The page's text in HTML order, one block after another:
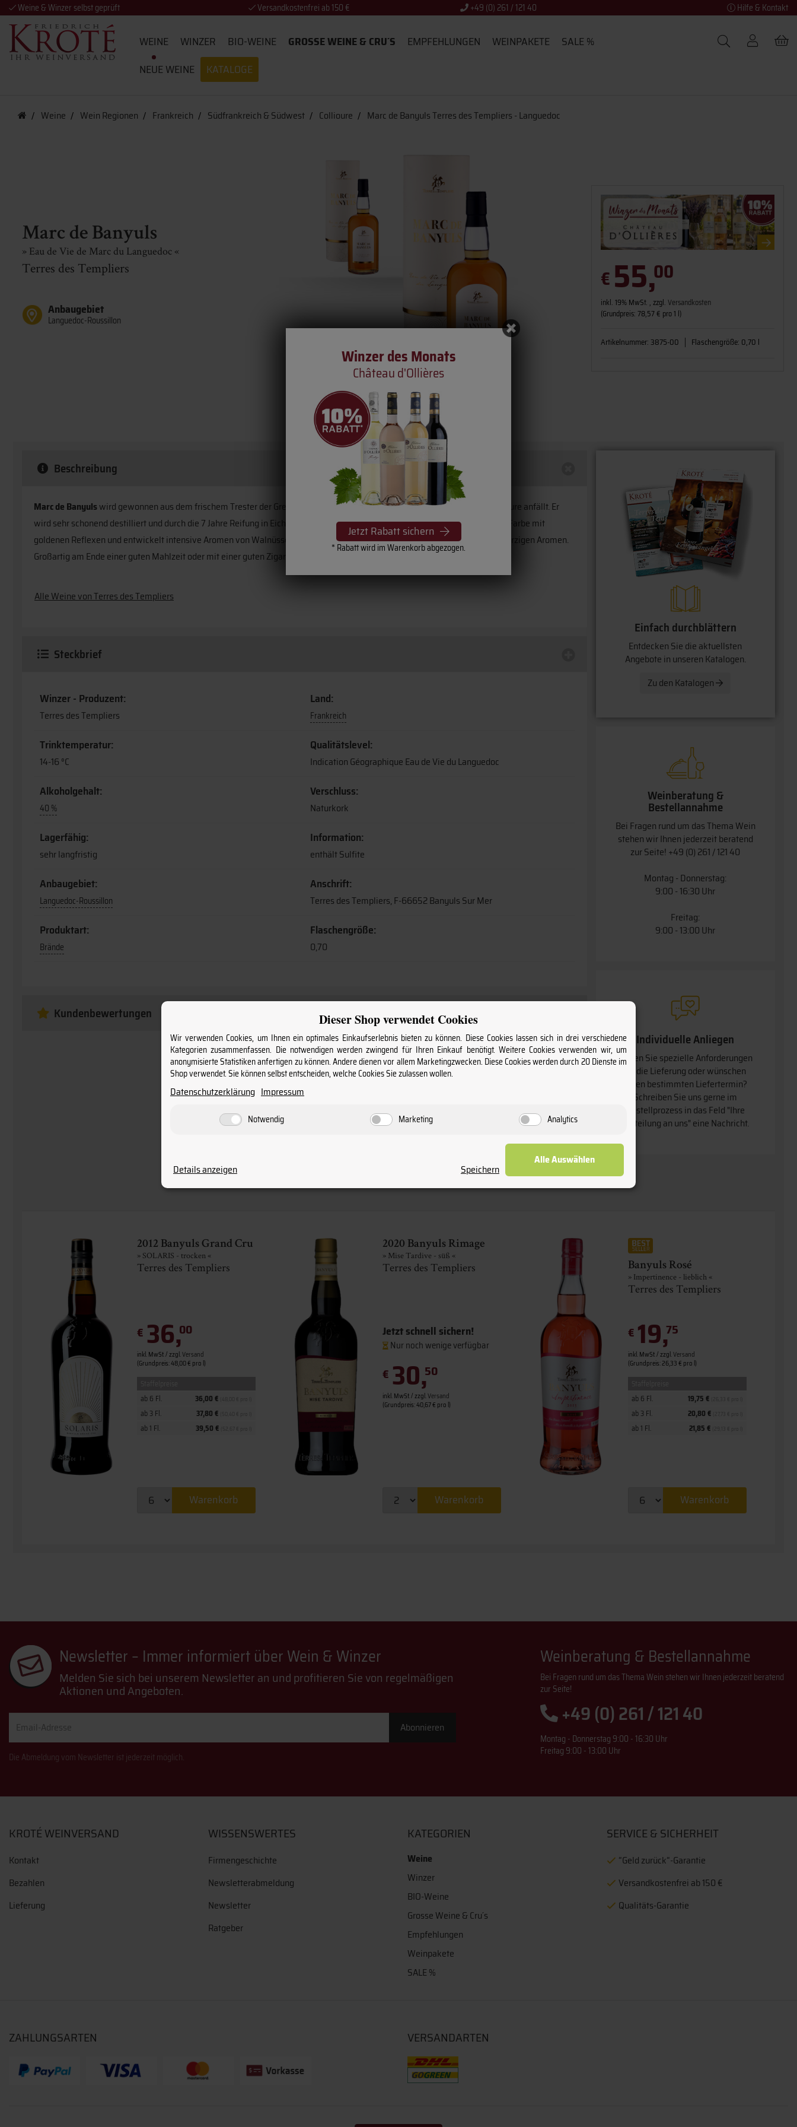
Winzer des Monats
Château d'Ollières
Jetzt Rabatt sichern
* Rabatt wird im Warenkorb abgezogen.
Weine & Winzer selbst geprüft Versandkostenfrei ab 150 € +49 (0) 261 / 121 40 Hilfe & Kontakt
WEINE WINZER BIO-WEINE GROSSE WEINE & CRU´S EMPFEHLUNGEN WEINPAKETE
SALE %
NEUE WEINE
KATALOGE
Weine Wein Regionen Frankreich Südfrankreich & Südwest Collioure Marc de Banyuls Terres des Templiers - Languedoc
Marc de Banyuls
» Eau de Vie de Marc du Languedoc «
Terres des Templiers
Anbaugebiet
Languedoc-Roussillon
€55,00
inkl. 19% MwSt. , zzgl. Versandkosten
(Grundpreis: 78,57 € pro 1 l)
Artikelnummer: 3875-00 Flaschengröße: 0,70 l
Beschreibung
Marc de Banyulswird gewonnen aus dem frischem Trester der Grenache-Rebe, der bei der Vinifikation desBanyuls
und Collioure anfällt. Er
wird sehr schonend destilliert und durch die7 Jahre Reifung in Eichenfässern gewinnt derLanguedoc Brandyeine leuchtende Farbe mit
goldenen Reflexen und entwickelt intensive Aromen von Walnüssen, Vanille und von Lakritze. Er ist rund überwiegend mit würzigen Aromen.
Großartig am Ende einer guten Mahlzeit oder mit einer guten Zigarre.
Alle Weine von Terres des Templiers
Steckbrief
Winzer - Produzent:
Terres des Templiers
Land:
Frankreich
Trinktemperatur:
14-16 °C
Qualitätslevel:
Indication Géographique Eau de Vie du Languedoc
Alkoholgehalt:
40 %
Verschluss:
Naturkork
Lagerfähig:
sehr langfristig
Information:
enthält Sulfite
Anbaugebiet:
Languedoc-Roussillon
Anschrift:
Terres des Templiers, F-66652 Banyuls Sur Mer
Produktart:
Brände
Flaschengröße:
0,70
Kundenbewertungen
Einfach durchblättern
Entdecken Sie die aktuellsten
Angebote in unseren Katalogen.
Zu den Katalogen
Weinberatung &
Bestellannahme
Bei Fragen rund um das Thema Wein
stehen wir Ihnen jederzeit beratend
zur Seite! +49 (0) 261 / 121 40
Montag - Donnerstag:
9:00 - 16:30 Uhr
Freitag:
9:00 - 13:00 Uhr
Individuelle Anliegen
Haben Sie spezielle Anforderungen
an die Lieferung oder wünschen
einen bestimmten Liefertermin
Schreiben Sie uns gerne im
Bestellprozess in das Feld "Ihre
Mitteilung an uns" eine Nachricht.
2012 Banyuls Grand Cru
» SOLARIS - trocken «
Terres des Templiers
€ 36,00
inkl. MwSt. / zzgl.Versand
(Grundpreis: 48,00 € pro l)
ab 1 Fl. 39,50 €
ab 3 Fl. 37,80 €
ab 6 Fl. 36,00 €
Warenkorb
2020 Banyuls Rimage
» Mise Tardive - süß «
Terres des Templiers
Jetzt schnell sichern!
Nur noch wenige verfügbar
€ 30,50
inkl. MwSt. / zzgl.Versand
(Grundpreis: 40,67 € pro l)
Warenkorb
Banyuls Rosé
» Impertinence - lieblich «
Terres des Templiers
€ 19,75
inkl. MwSt. / zzgl.Versand
(Grundpreis: 26,33 € pro l)
ab 1 Fl. 21,85 €
ab 3 Fl. 20,80 €
ab 6 Fl. 19,75 €
Warenkorb
Newsletter – Immer informiert über Wein & Winzer
Melden Sie sich bei unserem Newsletter an und profitieren Sie von regelmäßigen
Aktionen und Angeboten.
Adresse
Abonnieren
Die Abmeldung vom Newsletter ist jederzeit möglich.
Weinberatung & Bestellannahme
Bei Fragen rund um das Thema Wein stehen wir Ihnen jederzeit beratend
zur Seite!
+49 (0) 261 / 121 40
Montag - Donnerstag 9:00 - 16:30 Uhr
Freitag 9:00 - 13:00 Uhr
KROTÉ WEINVERSAND
Kontakt
Bezahlen
Lieferung
WISSENSWERTES
Firmengeschichte
Newsletterabmeldung
Newsletter
Ratgeber
KATEGORIEN
Weine
Winzer
BIO-Weine
Grosse Weine & Cru´s
Empfehlungen
Weinpakete
SALE %
SERVICE & SICHERHEIT
“Geld zurück“-Garantie
Versandkostenfrei ab 150 €
Qualitäts-Garantie
ZAHLUNGSARTEN VERSANDARTEN
Dieser Shop verwendet Cookies
Wir verwenden Cookies, um Ihnen ein optimales Einkaufserlebnis bieten zu können. Diese Cookies lassen sich in drei verschiedene
Kategorien zusammenfassen. Die notwendigen werden zwingend für Ihren Einkauf benötigt. Weitere Cookies verwenden wir, um
anonymisierte Statistiken anfertigen zu können. Andere dienen vor allem Marketingzwecken. Diese Cookies werden durch 20 Dienste im
Shop verwendet. Sie können selbst entscheiden, welche Cookies Sie zulassen wollen.
Datenschutzerklärung Impressum
Notwendig Marketing Analytics
Details anzeigen Speichern
Alle Auswählen